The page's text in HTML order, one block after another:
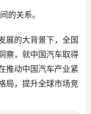
的关系。
展的大背景下，全国
察，就中国汽车取得
推动中国汽车产业紧
局，提升全球市场竞